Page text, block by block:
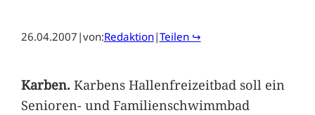
26.04.2007 |von:Redaktion|Teilen ↪
Karben.Karbens Hallenfreizeitbad soll ein
Senioren- und Familienschwimmbad